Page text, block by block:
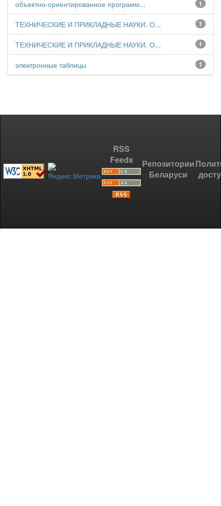
1
объектно-ориентированное программ...
1
ТЕХНИЧЕСКИЕ И ПРИКЛАДНЫЕ НАУКИ. О...
1
ТЕХНИЧЕСКИЕ И ПРИКЛАДНЫЕ НАУКИ. О...
1
электронные таблицы
RSS
Feeds
Репозитории
Беларуси